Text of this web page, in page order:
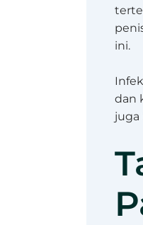
ini.
dan
juga